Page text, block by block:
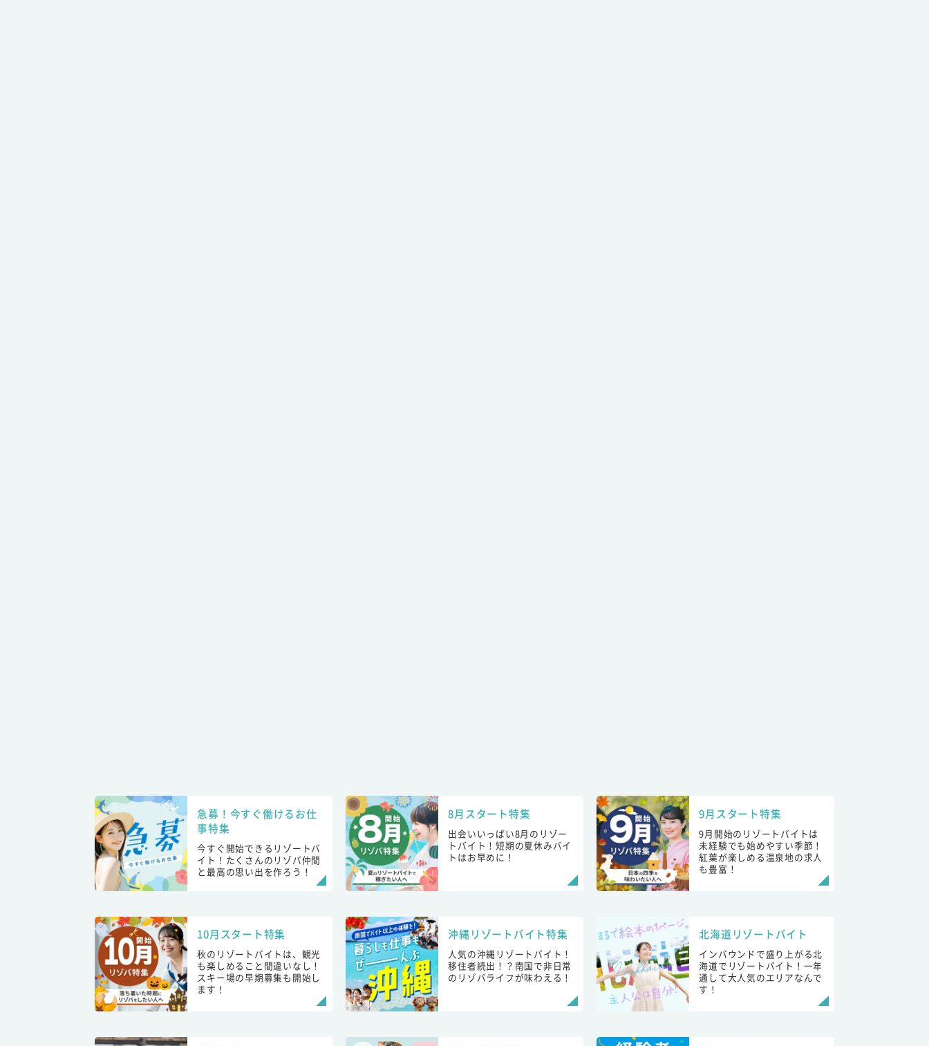
急募！今すぐ働けるお仕
事特集
今すぐ開始できるリゾートバ
イト！たくさんのリゾバ仲間
と最高の思い出を作ろう！
8月スタート特集
出会いいっぱい8月のリゾー
トバイト！短期の夏休みバイ
トはお早めに！
9月スタート特集
9月開始のリゾートバイトは
未経験でも始めやすい季節！
紅葉が楽しめる温泉地の求人
も豊富！
10月スタート特集
秋のリゾートバイトは、観光
も楽しめること間違いなし！
スキー場の早期募集も開始し
ます！
沖縄リゾートバイト特集
人気の沖縄リゾートバイト！
移住者続出！？南国で非日常
のリゾバライフが味わえる！
北海道リゾートバイト
インバウンドで盛り上がる北
海道でリゾートバイト！一年
通して大人気のエリアなんで
す！